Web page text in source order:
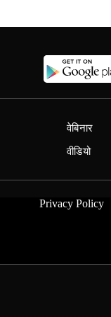
वेबिनार
वीडियो
Privacy Policy